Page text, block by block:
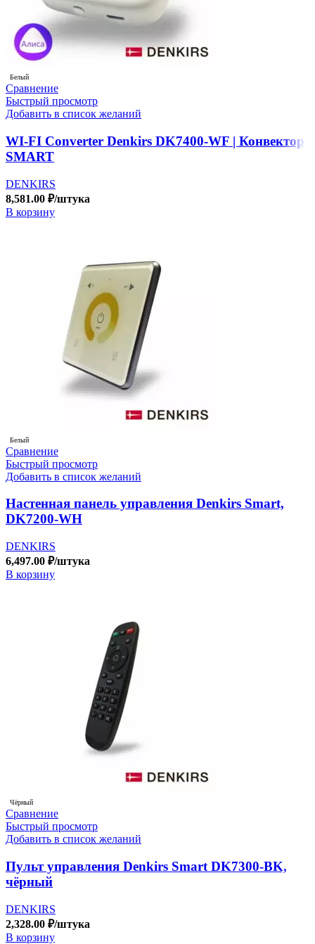
Белый
Сравнение
Быстрый просмотр
Добавить в список желаний
WI-FI Converter Denkirs DK7400-WF | Конвектор
SMART
DENKIRS
8,581.00 ₽/штука
В корзину
Белый
Сравнение
Быстрый просмотр
Добавить в список желаний
Настенная панель управления Denkirs Smart,
DK7200-WH
DENKIRS
6,497.00 ₽/штука
В корзину
Чёрный
Сравнение
Быстрый просмотр
Добавить в список желаний
Пульт управления Denkirs Smart DK7300-BK,
чёрный
DENKIRS
2,328.00 ₽/штука
В корзину